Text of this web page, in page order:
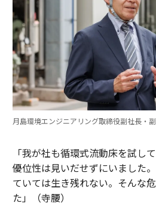
月島環境エンジニアリング取締役副社長・
「我が社も循環式流動床を試し
優位性は見いだせずにいました
ていては生き残れない。そんな
た」（寺腰）